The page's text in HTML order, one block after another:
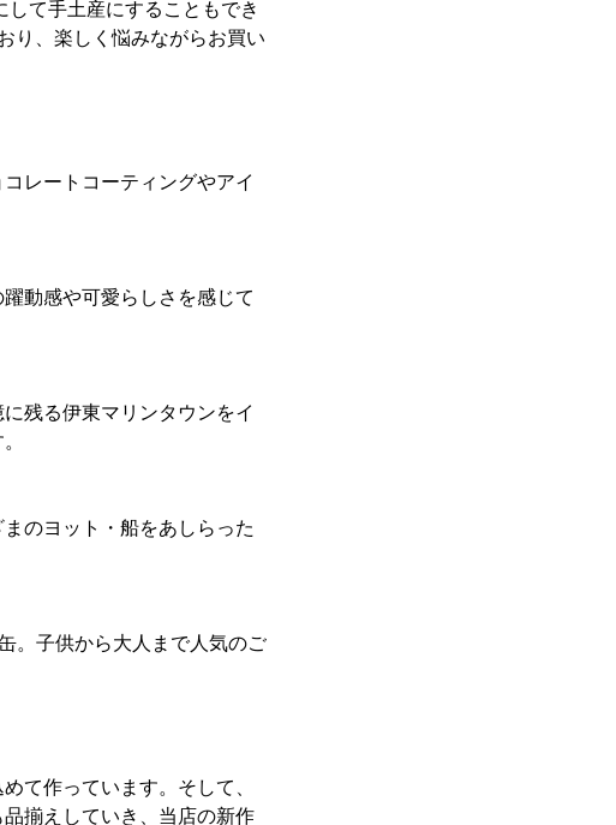
して手土産にすることもでき
り、楽しく悩みながらお買い
レートコーティングやアイ
動感や可愛らしさを感じて
残る伊東マリンタウンをイ
のヨット・船をあしらった
。子供から大人まで人気のご
て作っています。そして、
揃えしていき、当店の新作